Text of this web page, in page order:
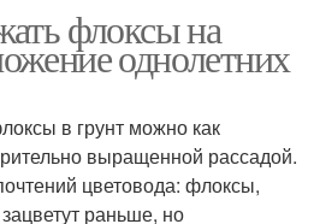
флоксы на
однолетних
в грунт можно как
выращенной рассадой.
цветовода: флоксы,
раньше, но